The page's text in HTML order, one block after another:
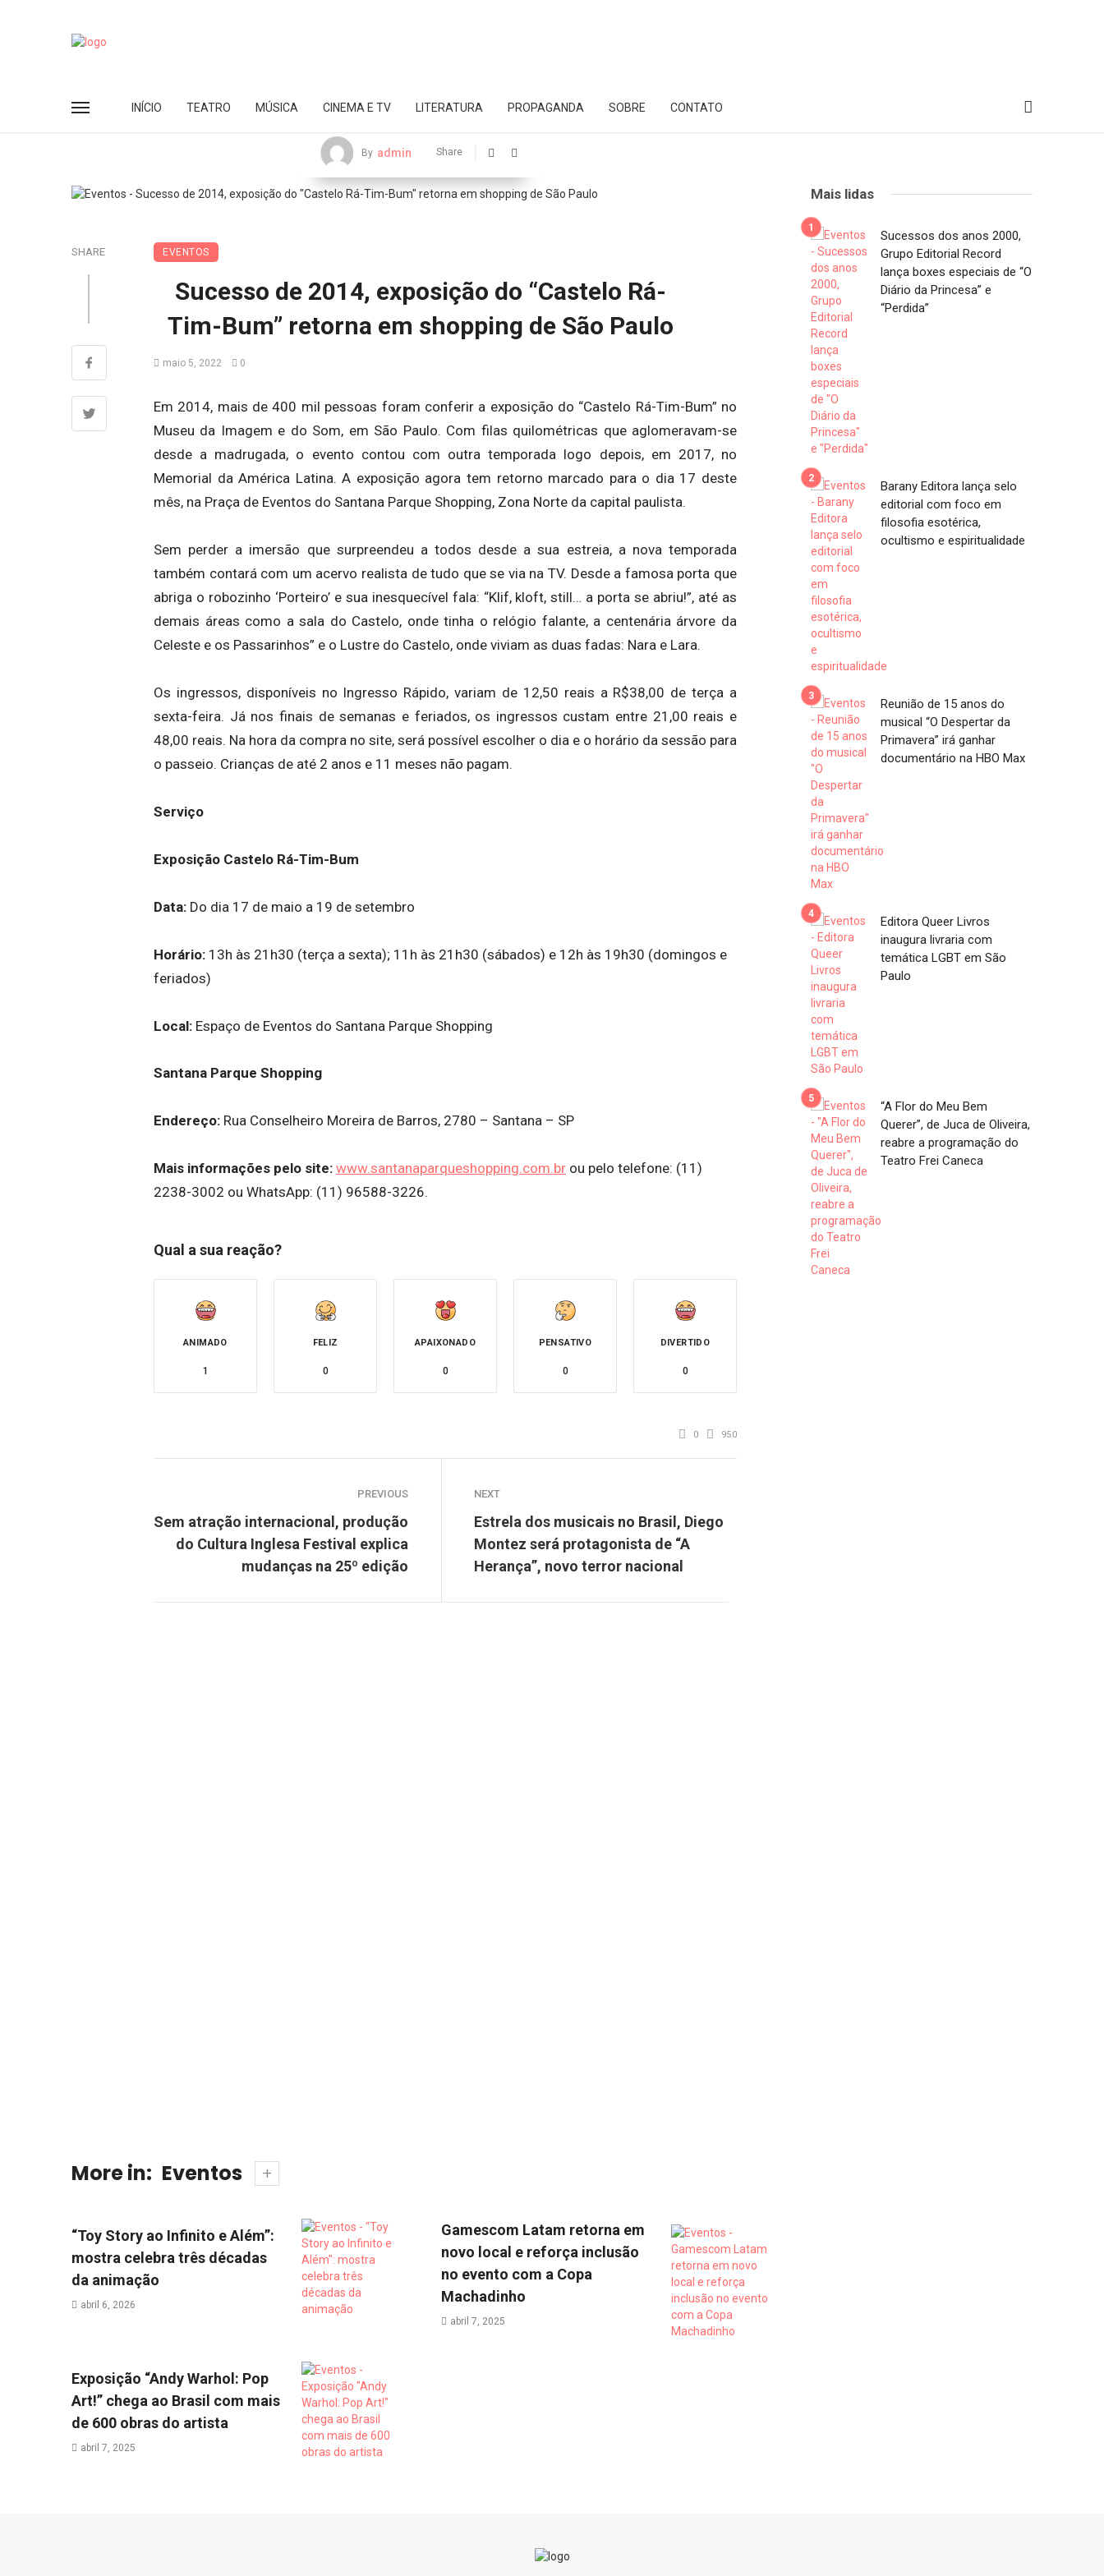
INÍCIO TEATRO MÚSICA CINEMA E TV LITERATURA PROPAGANDA SOBRE CONTATO
By admin Share
SHARE EVENTOS
Sucesso de 2014, exposição do “Castelo Rá-
Tim-Bum” retorna em shopping de São Paulo
maio 5, 2022 0
Em 2014, mais de 400 mil pessoas foram conferir a exposição do “Castelo Rá-Tim-Bum” no
Museu da Imagem e do Som, em São Paulo. Com filas quilométricas que aglomeravam-se
desde a madrugada, o evento contou com outra temporada logo depois, em 2017, no
Memorial da América Latina. A exposição agora tem retorno marcado para o dia 17 deste
mês, na Praça de Eventos do Santana Parque Shopping, Zona Norte da capital paulista.
Sem perder a imersão que surpreendeu a todos desde a sua estreia, a nova temporada
também contará com um acervo realista de tudo que se via na TV. Desde a famosa porta que
abriga o robozinho ‘Porteiro’ e sua inesquecível fala: “Klif, kloft, still… a porta se abriu!”, até as
demais áreas como a sala do Castelo, onde tinha o relógio falante, a centenária árvore da
Celeste e os Passarinhos” e o Lustre do Castelo, onde viviam as duas fadas: Nara e Lara.
Os ingressos, disponíveis no Ingresso Rápido, variam de 12,50 reais a R$38,00 de terça a
sexta-feira. Já nos finais de semanas e feriados, os ingressos custam entre 21,00 reais e
48,00 reais. Na hora da compra no site, será possível escolher o dia e o horário da sessão para
o passeio. Crianças de até 2 anos e 11 meses não pagam.
Serviço
Exposição Castelo Rá-Tim-Bum
Data: Do dia 17 de maio a 19 de setembro
Horário: 13h às 21h30 (terça a sexta); 11h às 21h30 (sábados) e 12h às 19h30 (domingos e
feriados)
Local: Espaço de Eventos do Santana Parque Shopping
Santana Parque Shopping
Endereço: Rua Conselheiro Moreira de Barros, 2780 – Santana – SP
Mais informações pelo site: www.santanaparqueshopping.com.br ou pelo telefone: (11)
2238-3002 ou WhatsApp: (11) 96588-3226.
Qual a sua reação?
ANIMADO
1
FELIZ
0
APAIXONADO
0
PENSATIVO
0
DIVERTIDO
0
0 950
PREVIOUS
Sem atração internacional, produção
do Cultura Inglesa Festival explica
mudanças na 25º edição
NEXT
Estrela dos musicais no Brasil, Diego
Montez será protagonista de “A
Herança”, novo terror nacional
More in: Eventos
“Toy Story ao Infinito e Além”:
mostra celebra três décadas
da animação
abril 6, 2026
Gamescom Latam retorna em
novo local e reforça inclusão
no evento com a Copa
Machadinho
abril 7, 2025
Exposição “Andy Warhol: Pop
Art!” chega ao Brasil com mais
de 600 obras do artista
abril 7, 2025
Mais lidas
Sucessos dos anos 2000,
Grupo Editorial Record
lança boxes especiais de “O
Diário da Princesa” e
“Perdida”
Barany Editora lança selo
editorial com foco em
filosofia esotérica,
ocultismo e espiritualidade
Reunião de 15 anos do
musical “O Despertar da
Primavera” irá ganhar
documentário na HBO Max
Editora Queer Livros
inaugura livraria com
temática LGBT em São
Paulo
“A Flor do Meu Bem
Querer”, de Juca de Oliveira,
reabre a programação do
Teatro Frei Caneca